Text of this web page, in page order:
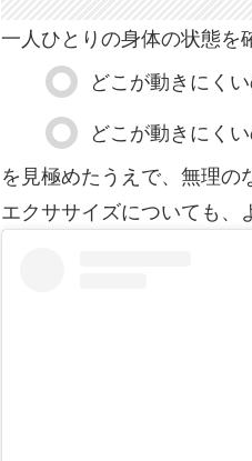
一人ひとりの身体の状態を
どこが動きにく
どこが動きにく
を見極めたうえで、無理の
エクササイズについても、